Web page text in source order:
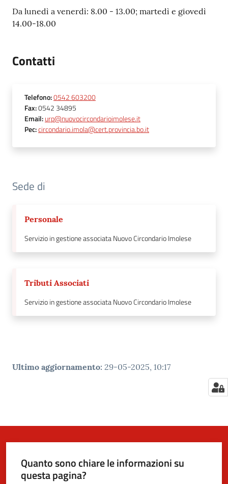
Da lunedì a venerdì: 8.00 - 13.00; martedì e giovedì
14.00-18.00
Contatti
Telefono:0542 603200
Fax:0542 34895
Email:urp@nuovocircondarioimolese.it
Pec:circondario.imola@cert.provincia.bo.it
Sede di
Personale
Servizio in gestione associata Nuovo Circondario Imolese
Tributi Associati
Servizio in gestione associata Nuovo Circondario Imolese
Ultimo aggiornamento: 29-05-2025, 10:17
Quanto sono chiare le informazioni su
questa pagina?